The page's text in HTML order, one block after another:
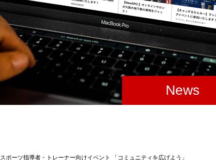
News
スポーツ指導者・トレーナー向けイベント 「コミュニティを広げよう」